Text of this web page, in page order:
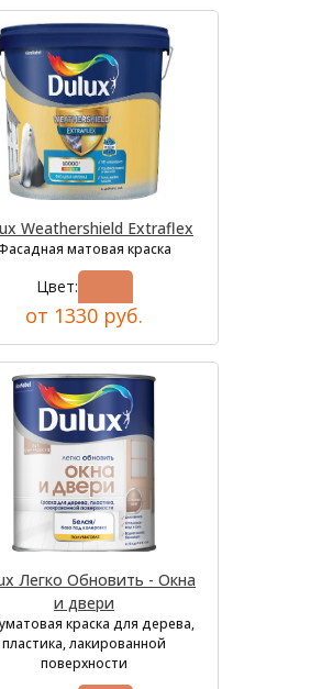
Weathershield Extraflex
матовая краска
Цвет:
от 1330 руб.
Легко Обновить - Окна
и двери
краска для дерева,
пластика, лакированной
поверхности